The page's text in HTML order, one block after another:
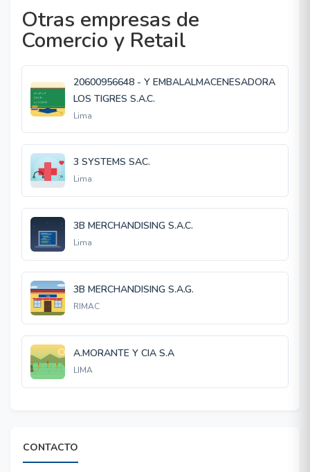
Otras empresas de
Comercio y Retail
20600956648 - Y EMBALALMACENESADORA
LOS TIGRES S.A.C.
Lima
3 SYSTEMS SAC.
Lima
3B MERCHANDISING S.A.C.
Lima
3B MERCHANDISING S.A.G.
RIMAC
A.MORANTE Y CIA S.A
LIMA
CONTACTO